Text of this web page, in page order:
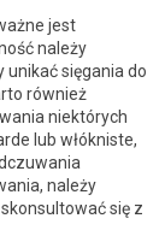
jest
należy
unikać sięgania do
również
niektórych
lub włókniste,
należy
się z